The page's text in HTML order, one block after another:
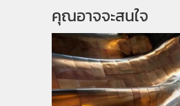
คุณอาจจะสนใจ